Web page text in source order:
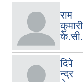
राम
कुमारी
के.सी.
दिपे
न्द्र